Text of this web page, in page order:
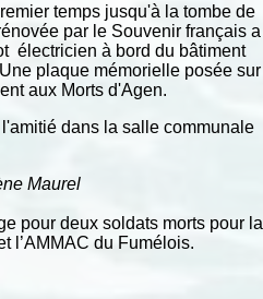
temps jusqu'à la tombe de
par le Souvenir français a
électricien à bord du bâtiment
plaque mémorielle posée sur
aux Morts d'Agen.
dans la salle communale
Maurel
pour deux soldats morts pour la
l’AMMAC du Fumélois.